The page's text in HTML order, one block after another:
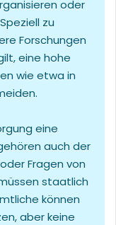
oder
zu
Forschungen
eine hohe
wie etwa in
eine
auch der
Fragen von
staatlich
können
aber keine